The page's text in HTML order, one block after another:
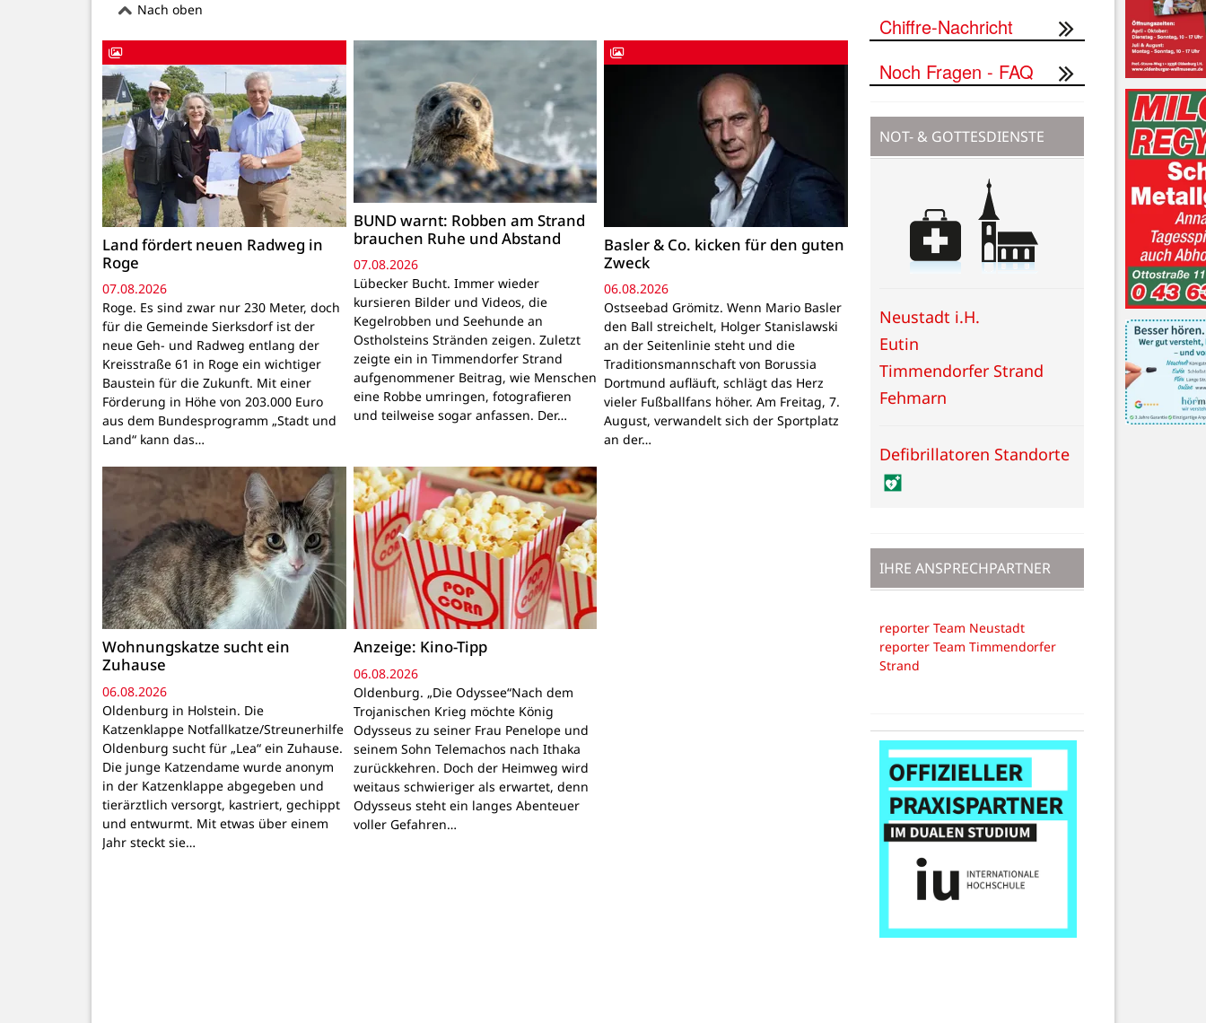
Nach oben
Land fördert neuen Radweg in
Roge
07.08.2026
Roge. Es sind zwar nur 230 Meter, doch
für die Gemeinde Sierksdorf ist der
neue Geh- und Radweg entlang der
Kreisstraße 61 in Roge ein wichtiger
Baustein für die Zukunft. Mit einer
Förderung in Höhe von 203.000 Euro
aus dem Bundesprogramm „Stadt und
Land“ kann das…
BUND warnt: Robben am Strand
brauchen Ruhe und Abstand
07.08.2026
Lübecker Bucht. Immer wieder
kursieren Bilder und Videos, die
Kegelrobben und Seehunde an
Ostholsteins Stränden zeigen. Zuletzt
zeigte ein in Timmendorfer Strand
aufgenommener Beitrag, wie Menschen
eine Robbe umringen, fotografieren
und teilweise sogar anfassen. Der…
Basler & Co. kicken für den guten
Zweck
06.08.2026
Ostseebad Grömitz. Wenn Mario Basler
den Ball streichelt, Holger Stanislawski
an der Seitenlinie steht und die
Traditionsmannschaft von Borussia
Dortmund aufläuft, schlägt das Herz
vieler Fußballfans höher. Am Freitag, 7.
August, verwandelt sich der Sportplatz
an der…
Wohnungskatze sucht ein
Zuhause
06.08.2026
Oldenburg in Holstein. Die
Katzenklappe Notfallkatze/Streunerhilfe
Oldenburg sucht für „Lea“ ein Zuhause.
Die junge Katzendame wurde anonym
in der Katzenklappe abgegeben und
tierärztlich versorgt, kastriert, gechippt
und entwurmt. Mit etwas über einem
Jahr steckt sie…
Anzeige: Kino-Tipp
06.08.2026
Oldenburg. „Die Odyssee“Nach dem
Trojanischen Krieg möchte König
Odysseus zu seiner Frau Penelope und
seinem Sohn Telemachos nach Ithaka
zurückkehren. Doch der Heimweg wird
weitaus schwieriger als erwartet, denn
Odysseus steht ein langes Abenteuer
voller Gefahren…
Chiffre-Nachricht
Noch Fragen - FAQ
NOT- & GOTTESDIENSTE
Neustadt i.H.
Eutin
Timmendorfer Strand
Fehmarn
Defibrillatoren Standorte
IHRE ANSPRECHPARTNER
reporter Team Neustadt
reporter Team Timmendorfer
Strand